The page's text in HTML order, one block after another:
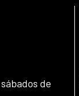
de